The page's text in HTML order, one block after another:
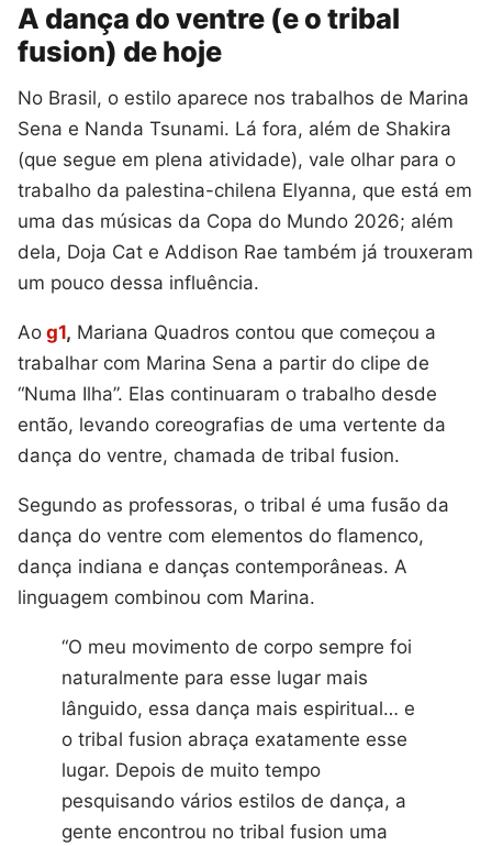
A dança do ventre (e o tribal
fusion) de hoje
No Brasil, o estilo aparece nos trabalhos de Marina
Sena e Nanda Tsunami. Lá fora, além de Shakira
(que segue em plena atividade), vale olhar para o
trabalho da palestina-chilena Elyanna, que está em
uma das músicas da Copa do Mundo 2026; além
dela, Doja Cat e Addison Rae também já trouxeram
um pouco dessa influência.
Ao g1, Mariana Quadros contou que começou a
trabalhar com Marina Sena a partir do clipe de
“Numa Ilha”. Elas continuaram o trabalho desde
então, levando coreografias de uma vertente da
dança do ventre, chamada de tribal fusion.
Segundo as professoras, o tribal é uma fusão da
dança do ventre com elementos do flamenco,
dança indiana e danças contemporâneas. A
linguagem combinou com Marina.
“O meu movimento de corpo sempre foi
naturalmente para esse lugar mais
lânguido, essa dança mais espiritual… e
o tribal fusion abraça exatamente esse
lugar. Depois de muito tempo
pesquisando vários estilos de dança, a
gente encontrou no tribal fusion uma